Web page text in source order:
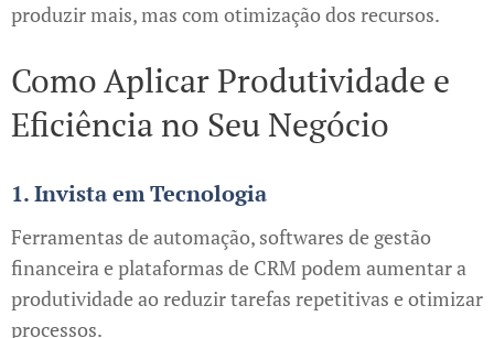
produzir mais, mas com otimização dos recursos.
Como Aplicar Produtividade e
Eficiência no Seu Negócio
1. Invista em Tecnologia
Ferramentas de automação, softwares de gestão
financeira e plataformas de CRM podem aumentar a
produtividade ao reduzir tarefas repetitivas e otimizar
processos.